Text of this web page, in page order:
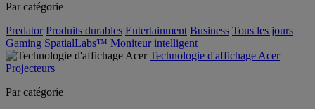
Par catégorie
Predator Produits durables Entertainment Business Tous les jours
Gaming SpatialLabs™ Moniteur intelligent
Technologie d'affichage Acer
Projecteurs
Par catégorie